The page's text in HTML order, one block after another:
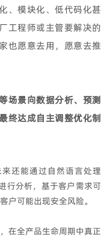
、模块化、低代码化甚
工程师或主管要解决的
也愿意去用，愿意去推
场景向数据分析、预测
终达成自主调整优化制
还能通过自然语言处理
行分析，基于客户需求可
户可能出现安全风险。
在全产品生命周期中真正